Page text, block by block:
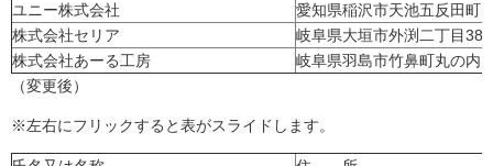
ユニー株式会社
愛知県稲沢市天池五反田町1
株式会社セリア
岐阜県大垣市外渕二丁目38
株式会社あーる工房
岐阜県羽島市竹鼻町丸の内
（変更後）
※左右にフリックすると表がスライドします。